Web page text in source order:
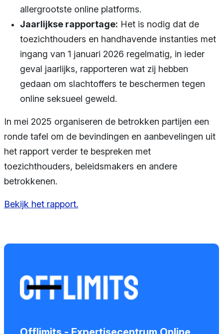
allergrootste online platforms.
Jaarlijkse rapportage: Het is nodig dat de
toezichthouders en handhavende instanties met
ingang van 1 januari 2026 regelmatig, in ieder
geval jaarlijks, rapporteren wat zij hebben
gedaan om slachtoffers te beschermen tegen
online seksueel geweld.
In mei 2025 organiseren de betrokken partijen een
ronde tafel om de bevindingen en aanbevelingen uit
het rapport verder te bespreken met
toezichthouders, beleidsmakers en andere
betrokkenen.
Bekijk het rapport.